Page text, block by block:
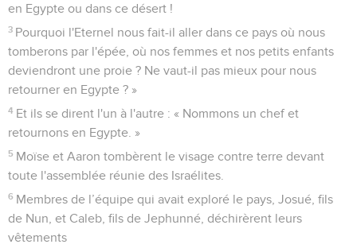
en Egypte ou dans ce désert !
3 Pourquoi l'Eternel nous fait-il aller dans ce pays où nous
tomberons par l'épée, où nos femmes et nos petits enfants
deviendront une proie ? Ne vaut-il pas mieux pour nous
retourner en Egypte ? »
4 Et ils se dirent l'un à l'autre : « Nommons un chef et
retournons en Egypte. »
5 Moïse et Aaron tombèrent le visage contre terre devant
toute l'assemblée réunie des Israélites.
6 Membres de l’équipe qui avait exploré le pays, Josué, fils
de Nun, et Caleb, fils de Jephunné, déchirèrent leurs
vêtements